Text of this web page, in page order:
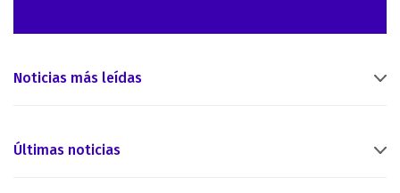
Noticias más leídas
Últimas noticias